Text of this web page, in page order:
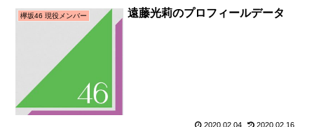
欅坂46 現役メンバー 遠藤光莉のプロフィールデータ
2020.02.04 2020.02.16